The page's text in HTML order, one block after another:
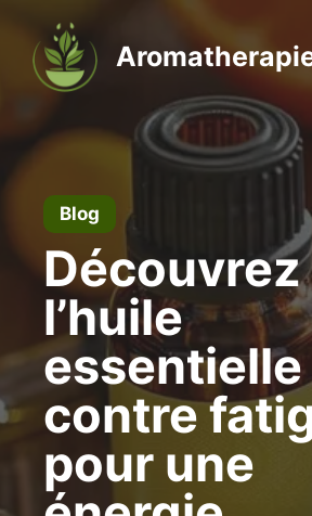
contenu
Blog
Découvrez
l’huile
essentielle
contre
pour une